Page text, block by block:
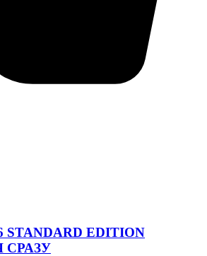
STANDARD EDITION
СРАЗУ